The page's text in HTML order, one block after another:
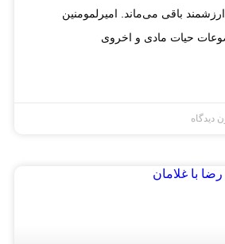
باقی می‌ماند. امیرلمومنین
حیات مادی و اخروی